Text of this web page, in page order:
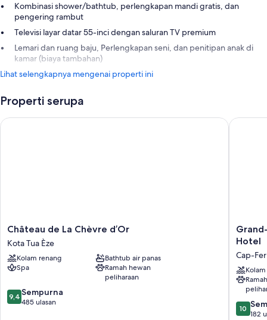
Kombinasi shower/bathtub, perlengkapan mandi gratis, dan
pengering rambut
Televisi layar datar 55-inci dengan saluran TV premium
Lemari dan ruang baju, Perlengkapan seni, dan penitipan anak di
kamar (biaya tambahan)
Lihat selengkapnya mengenai properti ini
Properti serupa
Château
de
La
Chèvre
d’Or
Tua
Èze
Château de La Chèvre d’Or
Kota Tua Èze
Kolam renang
Bathtub air panas
Spa
Ramah hewan
peliharaan
9.4
dari
9,4 Sempurna
485 ulasan
Château de La Chèvre d’Or
Grand-
Hôtel
Cap-
Ferrat,
A
Four
Seasons
Hotel
Hotel
Cap-
10.0
dari
10
182
Grand-